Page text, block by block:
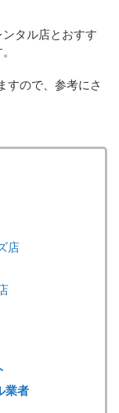
タル店とおすす
すので、参考にさ
店
業者